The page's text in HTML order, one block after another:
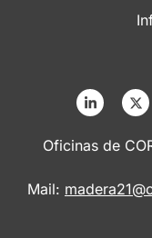
Oficinas de
Mail: